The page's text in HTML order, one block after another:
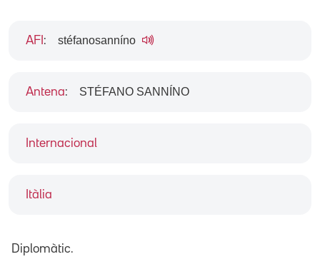
Internacional
Itàlia
AFI : stéfanosanníno
Antena: STÉFANO SANNÍNO
Diplomàtic.